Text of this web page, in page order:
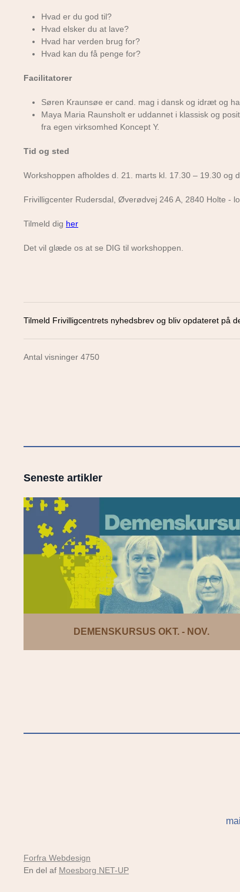
Hvad er du god til?
Hvad elsker du at lave?
Hvad har verden brug for?
Hvad kan du få penge for?
Facilitatorer
Søren Kraunsøe er cand. mag i dansk og idræt og
Maya Maria Raunsholt er uddannet i klassisk og
fra egen virksomhed Koncept Y.
Tid og sted
Workshoppen afholdes d. 21. marts kl. 17.30 – 19.30 og
Frivilligcenter Rudersdal, Øverødvej 246 A, 2840 Holte -
Tilmeld dig her
Det vil glæde os at se DIG til workshoppen.
Tilmeld Frivilligcentrets nyhedsbrev og bliv opdateret på
Antal visninger 4750
Seneste artikler
DEMENSKURSUS OKT. - NOV.
Forfra Webdesign
En del af Moesborg NET-UP